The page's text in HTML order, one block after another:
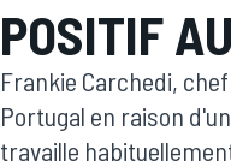
POSITIF
Frankie Carchedi,
Portugal en raison
travaille